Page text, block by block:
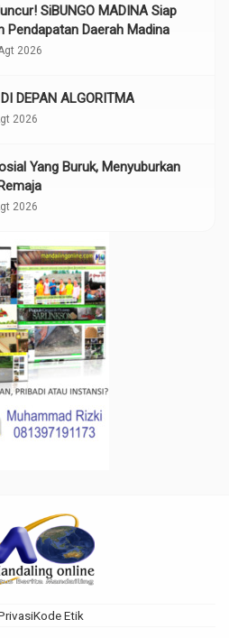
SiBUNGO MADINA Siap
Pendapatan Daerah Madina
2026
DEPAN ALGORITMA
2026
Yang Buruk, Menyuburkan
2026
Kode Etik